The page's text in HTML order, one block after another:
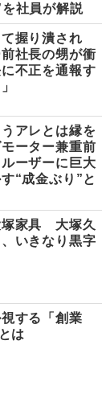
社員が解説
て握り潰され
社長の甥が衝
不正を通報す
アレとは縁を
ーター兼重前
ーザーに巨大
“成金ぶり”と
塚家具 大塚久
いきなり黒字
する「創業
は